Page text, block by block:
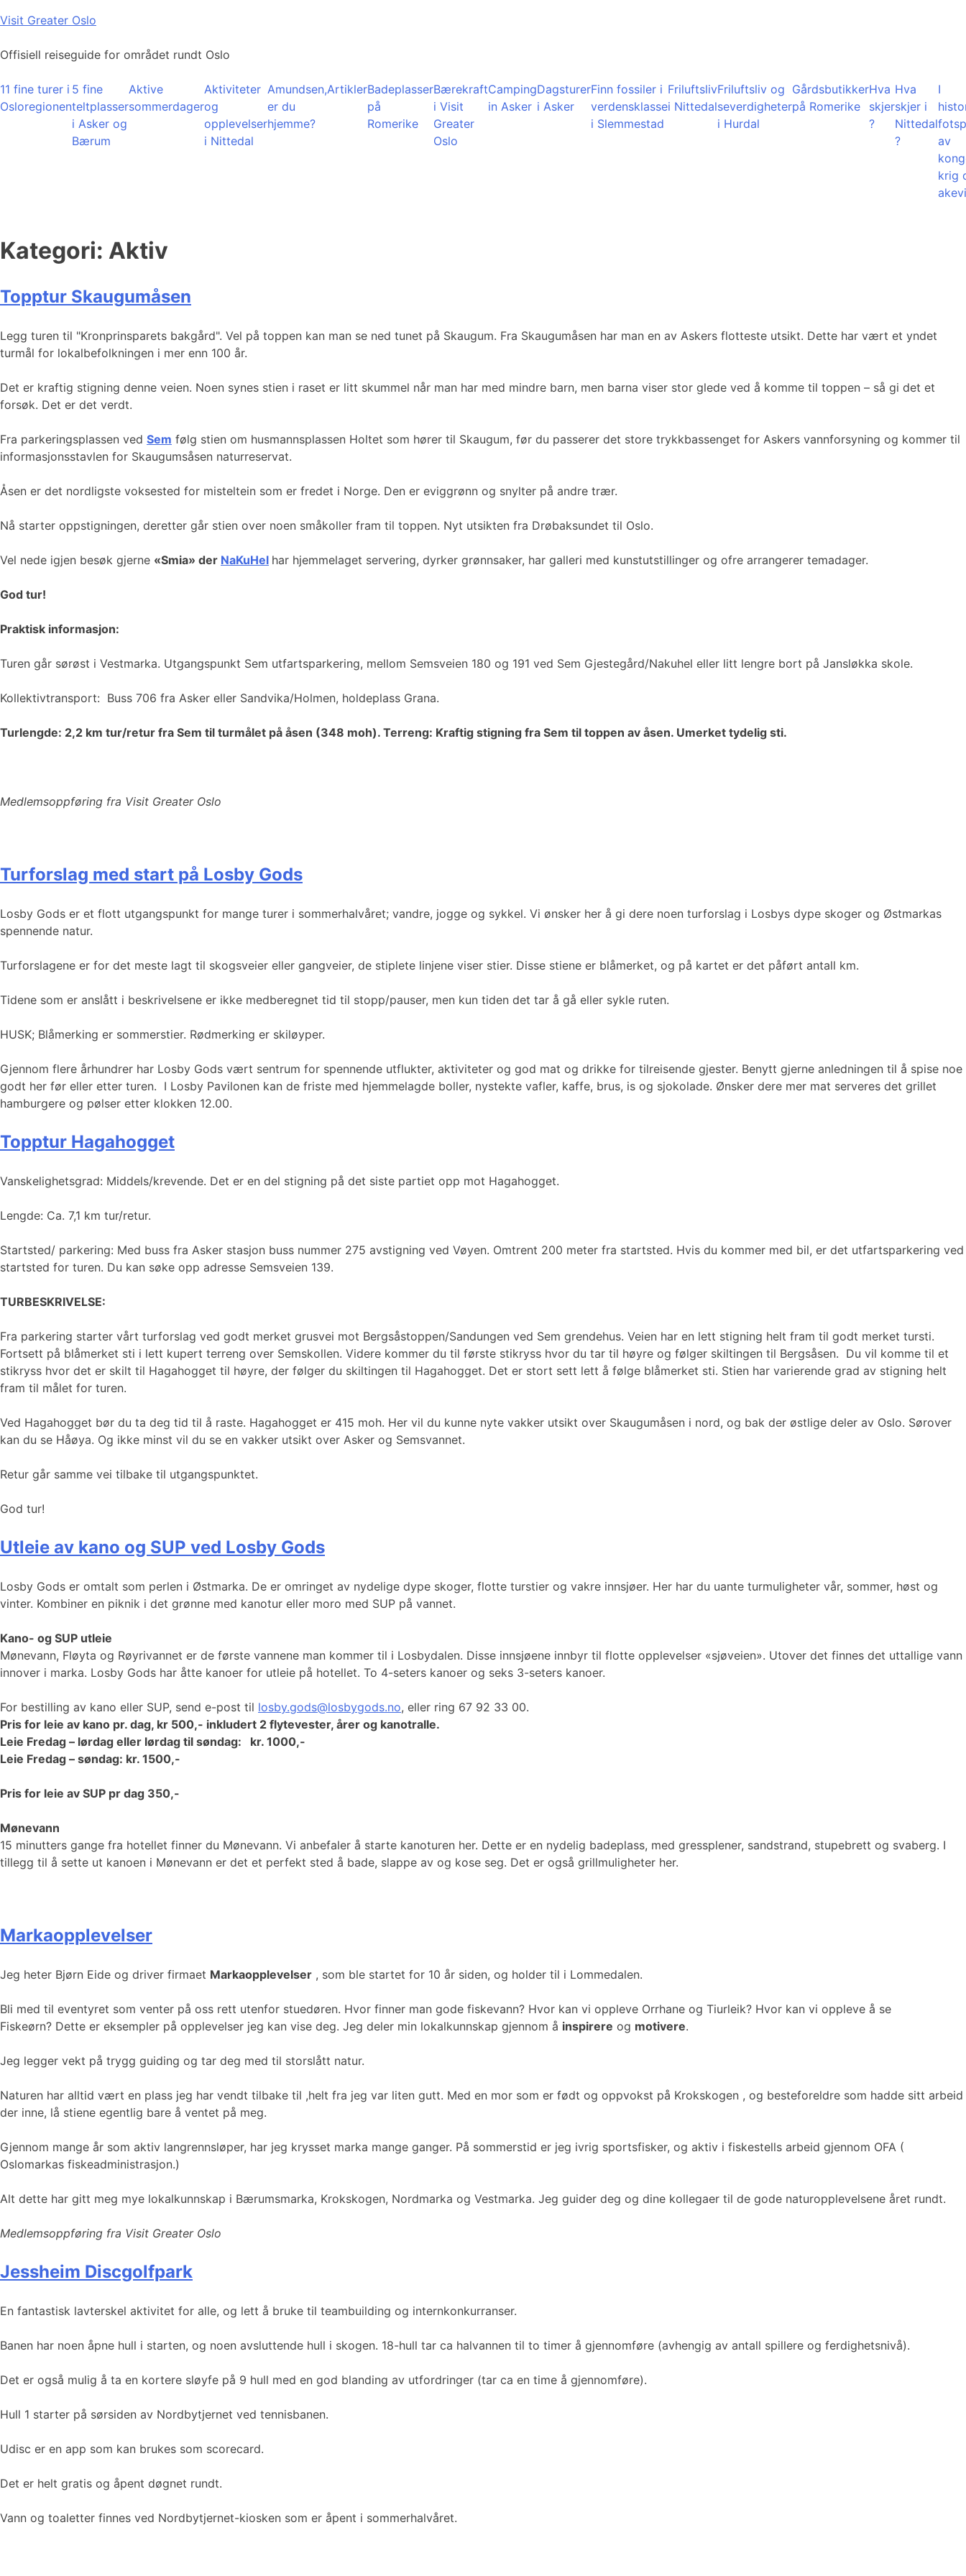
Skip
content
Visit Greater Oslo
Offisiell reiseguide for området rundt Oslo
11 fine turer i
Osloregionen
5 fine
teltplasser
i Asker og
Bærum
Aktive
sommerdager
Aktiviteter
og
opplevelser
i Nittedal
Amundsen,
er du
hjemme?
ArtiklerBadeplasser
på
Romerike
Bærekraft
i Visit
Greater
Oslo
Camping
in Asker
Dagsturer
i Asker
Finn fossiler i
verdensklasse
i Slemmestad
Friluftsliv
i Nittedal
Friluftsliv og
severdigheter
i Hurdal
Gårdsbutikker
på Romerike
Hva
skjer
?
Hva
skjer i
Nittedal
?
I
av
krig
Kategori: Aktiv
Topptur Skaugumåsen
Legg turen til "Kronprinsparets bakgård". Vel på toppen kan man se ned tunet på Skaugum. Fra Skaugumåsen har man en av Askers flotteste utsikt. Dette har vært et yndet
turmål for lokalbefolkningen i mer enn 100 år.
Det er kraftig stigning denne veien. Noen synes stien i raset er litt skummel når man har med mindre barn, men barna viser stor glede ved å komme til toppen – så gi det et
forsøk. Det er det verdt.
Fra parkeringsplassen ved Sem følg stien om husmannsplassen Holtet som hører til Skaugum, før du passerer det store trykkbassenget for Askers vannforsyning og kommer til
informasjonsstavlen for Skaugumsåsen naturreservat.
Åsen er det nordligste voksested for misteltein som er fredet i Norge. Den er eviggrønn og snylter på andre trær.
Nå starter oppstigningen, deretter går stien over noen småkoller fram til toppen. Nyt utsikten fra Drøbaksundet til Oslo.
Vel nede igjen besøk gjerne «Smia» der NaKuHel har hjemmelaget servering, dyrker grønnsaker, har galleri med kunstutstillinger og ofre arrangerer temadager.
God tur!
Praktisk informasjon:
Turen går sørøst i Vestmarka. Utgangspunkt Sem utfartsparkering, mellom Semsveien 180 og 191 ved Sem Gjestegård/Nakuhel eller litt lengre bort på Jansløkka skole.
Kollektivtransport: Buss 706 fra Asker eller Sandvika/Holmen, holdeplass Grana.
Turlengde: 2,2 km tur/retur fra Sem til turmålet på åsen (348 moh). Terreng: Kraftig stigning fra Sem til toppen av åsen. Umerket tydelig sti.
Medlemsoppføring fra Visit Greater Oslo
Turforslag med start på Losby Gods
Losby Gods er et flott utgangspunkt for mange turer i sommerhalvåret; vandre, jogge og sykkel. Vi ønsker her å gi dere noen turforslag i Losbys dype skoger og Østmarkas
spennende natur.
Turforslagene er for det meste lagt til skogsveier eller gangveier, de stiplete linjene viser stier. Disse stiene er blåmerket, og på kartet er det påført antall km.
Tidene som er anslått i beskrivelsene er ikke medberegnet tid til stopp/pauser, men kun tiden det tar å gå eller sykle ruten.
HUSK; Blåmerking er sommerstier. Rødmerking er skiløyper.
Gjennom flere århundrer har Losby Gods vært sentrum for spennende utflukter, aktiviteter og god mat og drikke for tilreisende gjester. Benytt gjerne anledningen til å spise noe
godt her før eller etter turen. I Losby Pavilonen kan de friste med hjemmelagde boller, nystekte vafler, kaffe, brus, is og sjokolade. Ønsker dere mer mat serveres det grillet
hamburgere og pølser etter klokken 12.00.
Topptur Hagahogget
Vanskelighetsgrad: Middels/krevende. Det er en del stigning på det siste partiet opp mot Hagahogget.
Lengde: Ca. 7,1 km tur/retur.
Startsted/ parkering: Med buss fra Asker stasjon buss nummer 275 avstigning ved Vøyen. Omtrent 200 meter fra startsted. Hvis du kommer med bil, er det utfartsparkering ved
startsted for turen. Du kan søke opp adresse Semsveien 139.
TURBESKRIVELSE:
Fra parkering starter vårt turforslag ved godt merket grusvei mot Bergsåstoppen/Sandungen ved Sem grendehus. Veien har en lett stigning helt fram til godt merket tursti.
Fortsett på blåmerket sti i lett kupert terreng over Semskollen. Videre kommer du til første stikryss hvor du tar til høyre og følger skiltingen til Bergsåsen. Du vil komme til et
stikryss hvor det er skilt til Hagahogget til høyre, der følger du skiltingen til Hagahogget. Det er stort sett lett å følge blåmerket sti. Stien har varierende grad av stigning helt
fram til målet for turen.
Ved Hagahogget bør du ta deg tid til å raste. Hagahogget er 415 moh. Her vil du kunne nyte vakker utsikt over Skaugumåsen i nord, og bak der østlige deler av Oslo. Sørover
kan du se Håøya. Og ikke minst vil du se en vakker utsikt over Asker og Semsvannet.
Retur går samme vei tilbake til utgangspunktet.
God tur!
Utleie av kano og SUP ved Losby Gods
Losby Gods er omtalt som perlen i Østmarka. De er omringet av nydelige dype skoger, flotte turstier og vakre innsjøer. Her har du uante turmuligheter vår, sommer, høst og
vinter. Kombiner en piknik i det grønne med kanotur eller moro med SUP på vannet.
Kano- og SUP utleie
Mønevann, Fløyta og Røyrivannet er de første vannene man kommer til i Losbydalen. Disse innsjøene innbyr til flotte opplevelser «sjøveien». Utover det finnes det uttallige vann
innover i marka. Losby Gods har åtte kanoer for utleie på hotellet. To 4-seters kanoer og seks 3-seters kanoer.
For bestilling av kano eller SUP, send e-post til losby.gods@losbygods.no, eller ring 67 92 33 00.
Pris for leie av kano pr. dag, kr 500,- inkludert 2 flytevester, årer og kanotralle.
Leie Fredag – lørdag eller lørdag til søndag: kr. 1000,-
Leie Fredag – søndag: kr. 1500,-
Pris for leie av SUP pr dag 350,-
Mønevann
15 minutters gange fra hotellet finner du Mønevann. Vi anbefaler å starte kanoturen her. Dette er en nydelig badeplass, med gressplener, sandstrand, stupebrett og svaberg. I
tillegg til å sette ut kanoen i Mønevann er det et perfekt sted å bade, slappe av og kose seg. Det er også grillmuligheter her.
Markaopplevelser
Jeg heter Bjørn Eide og driver firmaet Markaopplevelser , som ble startet for 10 år siden, og holder til i Lommedalen.
Bli med til eventyret som venter på oss rett utenfor stuedøren. Hvor finner man gode fiskevann? Hvor kan vi oppleve Orrhane og Tiurleik? Hvor kan vi oppleve å se
Fiskeørn? Dette er eksempler på opplevelser jeg kan vise deg. Jeg deler min lokalkunnskap gjennom å inspirere og motivere.
Jeg legger vekt på trygg guiding og tar deg med til storslått natur.
Naturen har alltid vært en plass jeg har vendt tilbake til ,helt fra jeg var liten gutt. Med en mor som er født og oppvokst på Krokskogen , og besteforeldre som hadde sitt arbeid
der inne, lå stiene egentlig bare å ventet på meg.
Gjennom mange år som aktiv langrennsløper, har jeg krysset marka mange ganger. På sommerstid er jeg ivrig sportsfisker, og aktiv i fiskestells arbeid gjennom OFA (
Oslomarkas fiskeadministrasjon.)
Alt dette har gitt meg mye lokalkunnskap i Bærumsmarka, Krokskogen, Nordmarka og Vestmarka. Jeg guider deg og dine kollegaer til de gode naturopplevelsene året rundt.
Medlemsoppføring fra Visit Greater Oslo
Jessheim Discgolfpark
En fantastisk lavterskel aktivitet for alle, og lett å bruke til teambuilding og internkonkurranser.
Banen har noen åpne hull i starten, og noen avsluttende hull i skogen. 18-hull tar ca halvannen til to timer å gjennomføre (avhengig av antall spillere og ferdighetsnivå).
Det er også mulig å ta en kortere sløyfe på 9 hull med en god blanding av utfordringer (tar ca en time å gjennomføre).
Hull 1 starter på sørsiden av Nordbytjernet ved tennisbanen.
Udisc er en app som kan brukes som scorecard.
Det er helt gratis og åpent døgnet rundt.
Vann og toaletter finnes ved Nordbytjernet-kiosken som er åpent i sommerhalvåret.